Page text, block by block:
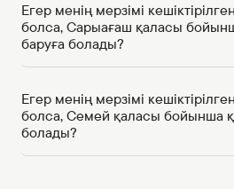
Егер менің мерзімі
болса, Сарыағаш қаласы
баруға болады?
Егер менің мерзімі
болса, Семей қаласы бойынша
болады?